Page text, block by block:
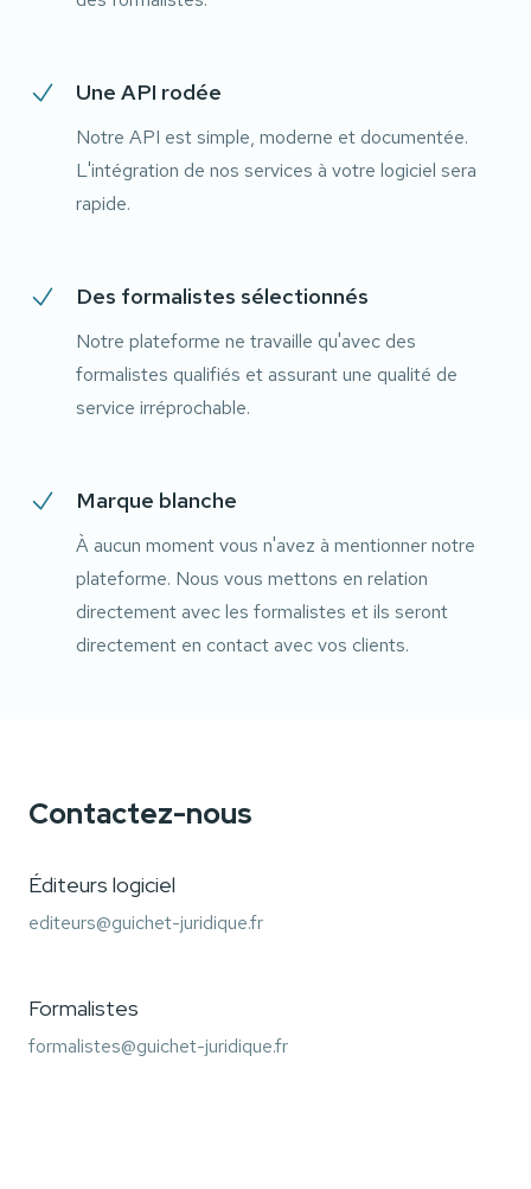
Une API rodée
Notre API est simple, moderne et documentée.
L'intégration de nos services à votre logiciel sera
rapide.
Des formalistes sélectionnés
Notre plateforme ne travaille qu'avec des
formalistes qualifiés et assurant une qualité de
service irréprochable.
Marque blanche
À aucun moment vous n'avez à mentionner notre
plateforme. Nous vous mettons en relation
directement avec les formalistes et ils seront
directement en contact avec vos clients.
Contactez-nous
Éditeurs logiciel
Courriel
editeurs@guichet-juridique.fr
Formalistes
Courriel
formalistes@guichet-juridique.fr